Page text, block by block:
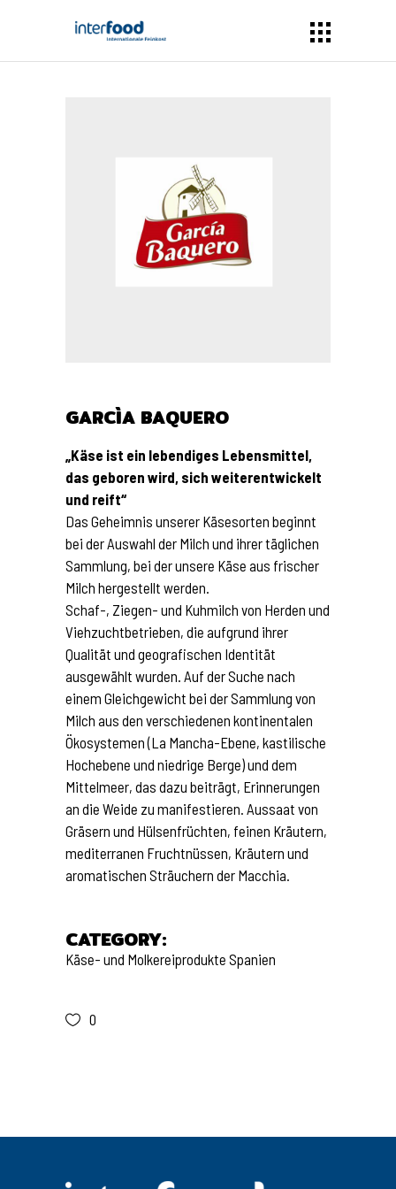
GARCÌA BAQUERO
„Käse ist ein lebendiges Lebensmittel,
das geboren wird, sich weiterentwickelt
und reift“
Das Geheimnis unserer Käsesorten beginnt
bei der Auswahl der Milch und ihrer täglichen
Sammlung, bei der unsere Käse aus frischer
Milch hergestellt werden.
Schaf-, Ziegen- und Kuhmilch von Herden und
Viehzuchtbetrieben, die aufgrund ihrer
Qualität und geografischen Identität
ausgewählt wurden. Auf der Suche nach
einem Gleichgewicht bei der Sammlung von
Milch aus den verschiedenen kontinentalen
Ökosystemen (La Mancha-Ebene, kastilische
Hochebene und niedrige Berge) und dem
Mittelmeer, das dazu beiträgt, Erinnerungen
an die Weide zu manifestieren. Aussaat von
Gräsern und Hülsenfrüchten, feinen Kräutern,
mediterranen Fruchtnüssen, Kräutern und
aromatischen Sträuchern der Macchia.
CATEGORY:
Käse- und Molkereiprodukte Spanien
0